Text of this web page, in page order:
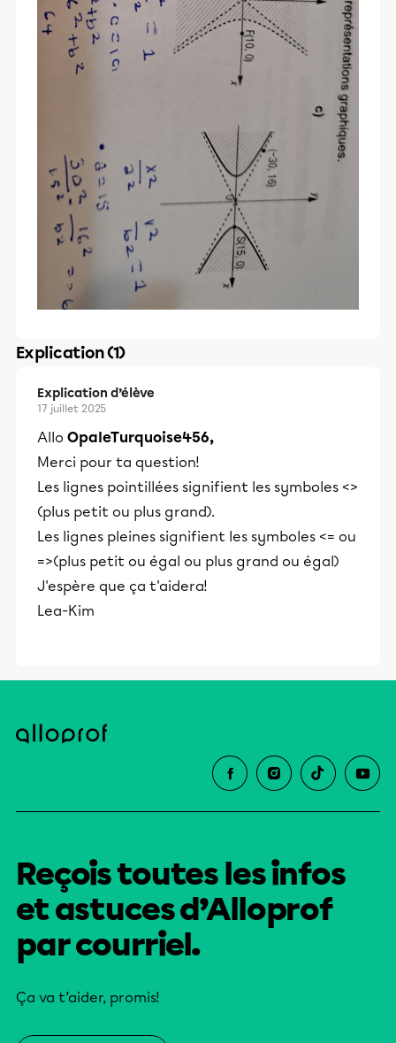
Explication (1)
Explication d’élève
17 juillet 2025
Allo OpaleTurquoise456,
Merci pour ta question!
Les lignes pointillées signifient les symboles <>
(plus petit ou plus grand).
Les lignes pleines signifient les symboles <= ou
=>(plus petit ou égal ou plus grand ou égal)
J'espère que ça t'aidera!
Lea-Kim
Reçois toutes les infos
et astuces d’Alloprof
par courriel.
Ça va t’aider, promis!